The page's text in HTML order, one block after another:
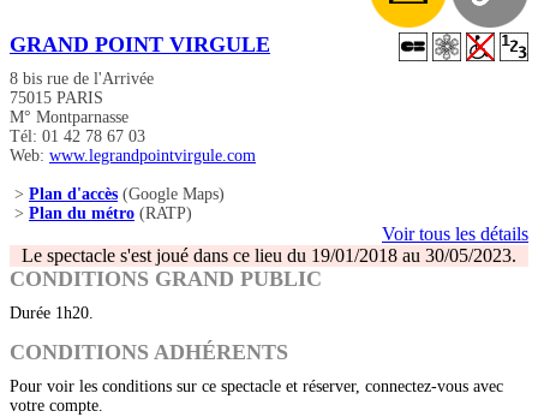
GRAND POINT VIRGULE
8 bis rue de l'Arrivée
75015 PARIS
M° Montparnasse
Tél: 01 42 78 67 03
Web: www.legrandpointvirgule.com
> Plan d'accès (Google Maps)
> Plan du métro (RATP)
Voir tous les détails
Le spectacle s'est joué dans ce lieu du 19/01/2018 au 30/05/2023.
CONDITIONS GRAND PUBLIC
Durée 1h20.
CONDITIONS ADHÉRENTS
Pour voir les conditions sur ce spectacle et réserver, connectez-vous avec
votre compte.